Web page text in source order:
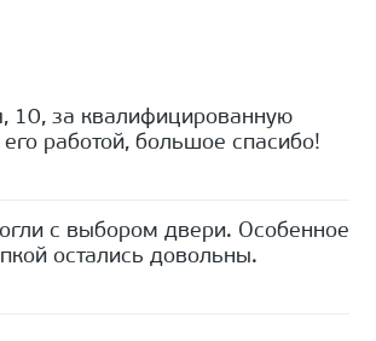
10, за квалифицированную
работой, большое спасибо!
с выбором двери. Особенное
остались довольны.